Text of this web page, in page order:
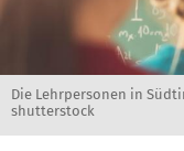
Die Lehrpersonen in
shutterstock